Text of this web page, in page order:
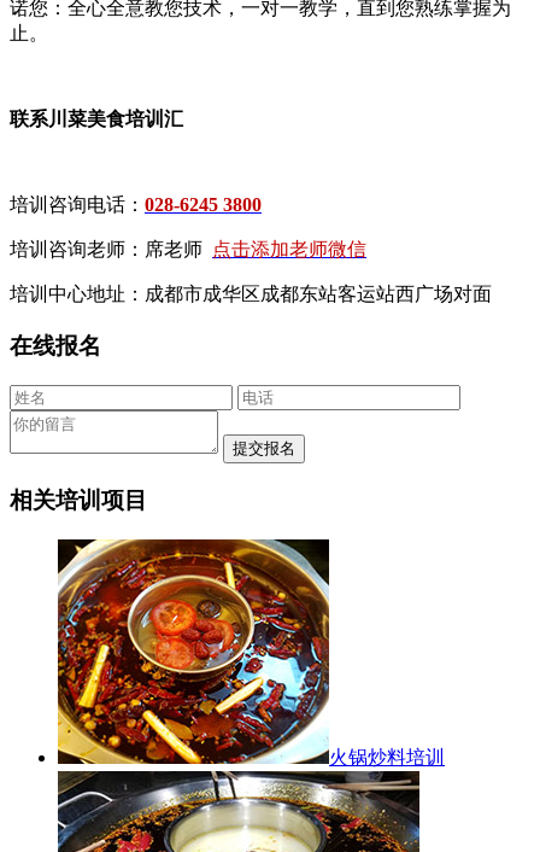
诺您：全心全意教您技术，一对一教学，直到您熟练掌握为
止。
联系川菜美食培训汇
培训咨询电话： 028-6245 3800
培训咨询老师：席老师 点击添加老师微信
培训中心地址：成都市成华区成都东站客运站西广场对面
在线报名
相关培训项目
火锅炒料培训